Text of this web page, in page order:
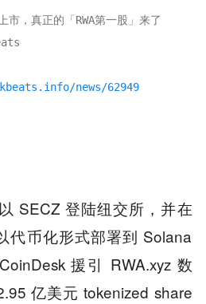
，真正的「RWA第一股」来了
news/62949
SECZ 登陆纽交所，并在
代币化形式部署到 Solana
援引 RWA.xyz 数
亿美元 tokenized share